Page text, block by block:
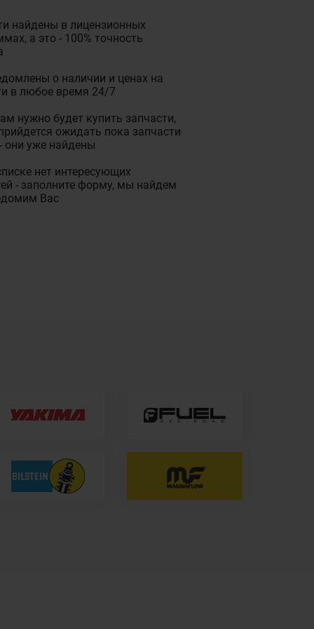
найдены в лицензионных
а это - 100% точность
о наличии и ценах на
в любое время 24/7
нужно будет купить запчасти,
ожидать пока запчасти
они уже найдены
нет интересующих
- заполните форму, мы найдем
Вас